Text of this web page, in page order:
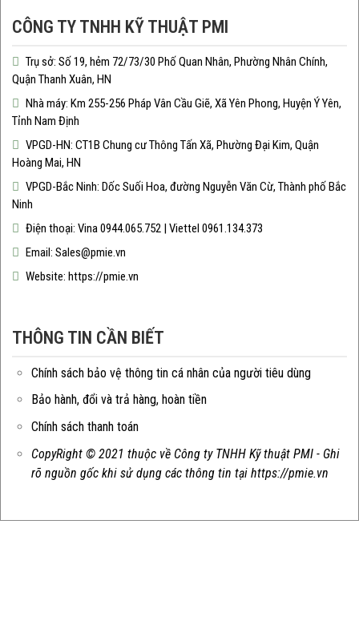
CÔNG TY TNHH KỸ THUẬT PMI
Trụ sở: Số 19, hẻm 72/73/30 Phố Quan Nhân, Phường Nhân Chính,
Quận Thanh Xuân, HN
Nhà máy: Km 255-256 Pháp Vân Cầu Giẽ, Xã Yên Phong, Huyện Ý Yên,
Tỉnh Nam Định
VPGD-HN: CT1B Chung cư Thông Tấn Xã, Phường Đại Kim, Quận
Hoàng Mai, HN
VPGD-Bắc Ninh: Dốc Suối Hoa, đường Nguyễn Văn Cừ, Thành phố Bắc
Ninh
Điện thoại: Vina 0944.065.752 | Viettel 0961.134.373
Email: Sales@pmie.vn
Website: https://pmie.vn
THÔNG TIN CẦN BIẾT
Chính sách bảo vệ thông tin cá nhân của người tiêu dùng
Bảo hành, đổi và trả hàng, hoàn tiền
Chính sách thanh toán
CopyRight © 2021 thuộc về Công ty TNHH Kỹ thuật PMI - Ghi
rõ nguồn gốc khi sử dụng các thông tin tại https://pmie.vn